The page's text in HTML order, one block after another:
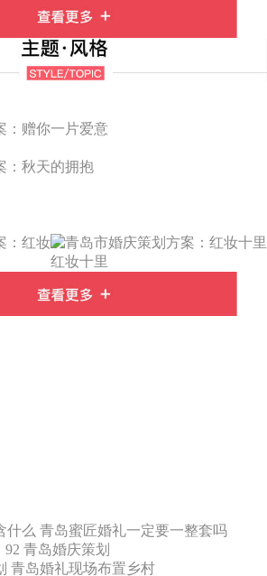
红妆十里
什么 青岛蜜匠婚礼一定要一整套吗
92 青岛婚庆策划
青岛婚礼现场布置乡村